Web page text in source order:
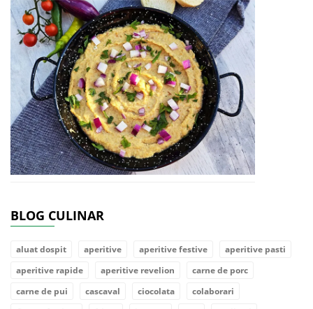
BLOG CULINAR
aluat dospit aperitive aperitive festive
aperitive pasti
aperitive rapide
aperitive revelion
carne de porc
carne de pui
cascaval ciocolata
colaborari